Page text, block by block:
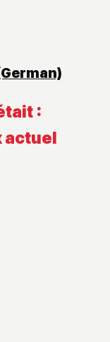
:
actuel